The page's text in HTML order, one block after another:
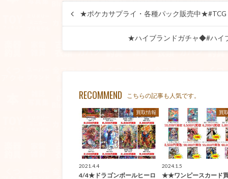
★ポケカサプライ・各種パック販売中★#TCG
★ハイブランドガチャ◆#ハイ
RECOMMEND こちらの記事も人気です。
買取情報
2021.4.4
4/4★ドラゴンボールヒーロ
買
2024.1.5
★★ワンピースカード